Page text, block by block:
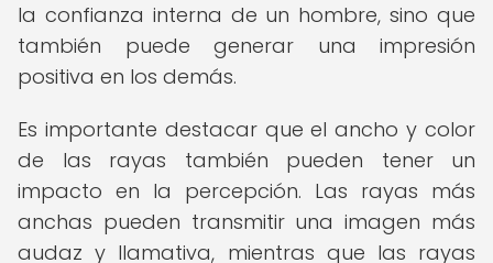
la confianza interna de un hombre, sino que
también puede generar una impresión
positiva en los demás.
Es importante destacar que el ancho y color
de las rayas también pueden tener un
impacto en la percepción. Las rayas más
anchas pueden transmitir una imagen más
audaz y llamativa, mientras que las rayas